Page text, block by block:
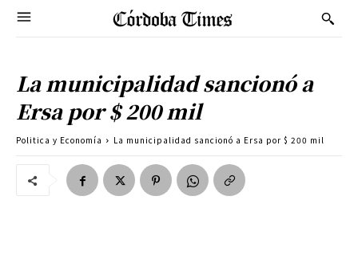
La municipalidad sancionó a
Ersa por $ 200 mil
Politica y Economía La municipalidad sancionó a Ersa por $ 200 mil